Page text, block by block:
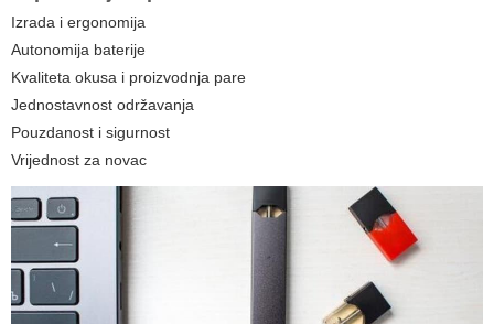
Izrada i ergonomija
Autonomija baterije
Kvaliteta okusa i proizvodnja pare
Jednostavnost održavanja
Pouzdanost i sigurnost
Vrijednost za novac